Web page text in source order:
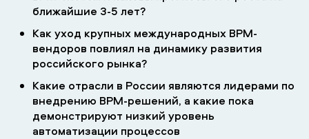
ближайшие 3-5 лет?
Как уход крупных международных BPM-
вендоров повлиял на динамику развития
российского рынка?
Какие отрасли в России являются лидерами по
внедрению BPM-решений, а какие пока
демонстрируют низкий уровень
автоматизации процессов